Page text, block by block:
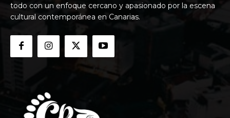
todo con un enfoque cercano y apasionado por la escena
cultural contemporánea en Canarias.